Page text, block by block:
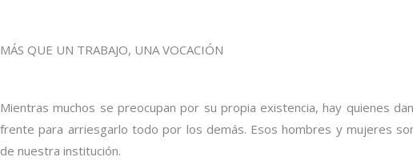
MÁS QUE UN TRABAJO, UNA VOCACIÓN
Mientras muchos se preocupan por su propia existencia, hay quienes
frente para arriesgarlo todo por los demás. Esos hombres y mujeres
de nuestra institución.